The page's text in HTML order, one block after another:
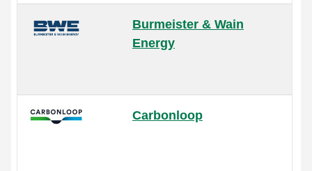
Burmeister & Wain
Energy
Carbonloop